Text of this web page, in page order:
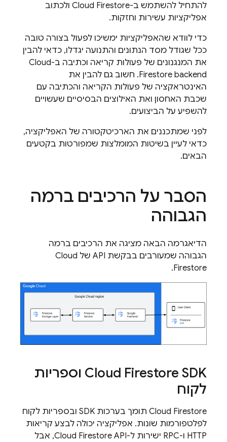
להתחיל להשתמש ב-Cloud Firestore ולכתוב
אפליקציות עשירות וחזקות.
כדי לוודא שהאפליקציות ימשיכו לפעול בצורה טובה
ככל שגודל מסד הנתונים והתנועה יגדלו, כדאי להבין
את המנגנונים של פעולות קריאה וכתיבה ב-Cloud
Firestorebackend. חשוב גם להבין את
האינטראקציה של פעולות הקריאה והכתיבה עם
שכבת האחסון ואת האילוצים הבסיסיים שעשויים
להשפיע על הביצועים.
לפני שמתכננים את הארכיטקטורה של האפליקציה,
כדאי לעיין בשיטות המומלצות שמפורטות בקטעים
הבאים.
הסבר על הרכיבים ברמה
הגבוהה
הדיאגרמה הבאה מציגה את הרכיבים ברמה
הגבוהה שמעורבים בבקשת API של
Cloud
Firestore
.
Cloud Firestore SDK וספריות
לקוח
Cloud Firestore
תומך בערכות SDK ובספריות לקוח
לפלטפורמות שונות. אפליקציה יכולה לבצע קריאות
HTTP ו-RPC ישירות ל-
Cloud FirestoreAPI, אבל